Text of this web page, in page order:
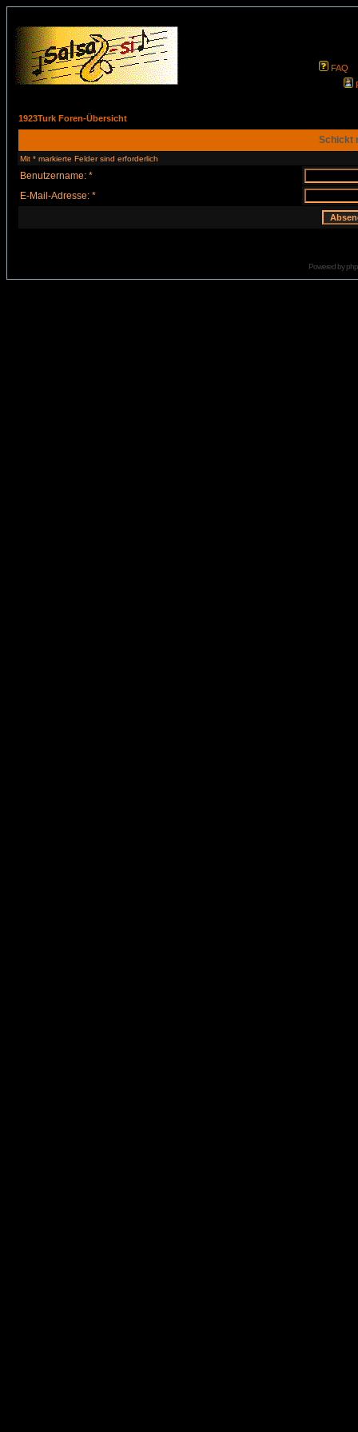
FAQ
1923Turk Foren-Übersicht
Schickt
Mit * markierte Felder sind erforderlich
Benutzername: *
E-Mail-Adresse: *
Powered by